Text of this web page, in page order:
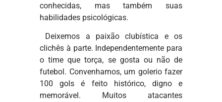
conhecidas, mas também suas
habilidades psicológicas.
Deixemos a paixão clubística e os
clichês à parte. Independentemente para
o time que torça, se gosta ou não de
futebol. Convenhamos, um golerio fazer
100 gols é feito histórico, digno e
memorável. Muitos atacantes